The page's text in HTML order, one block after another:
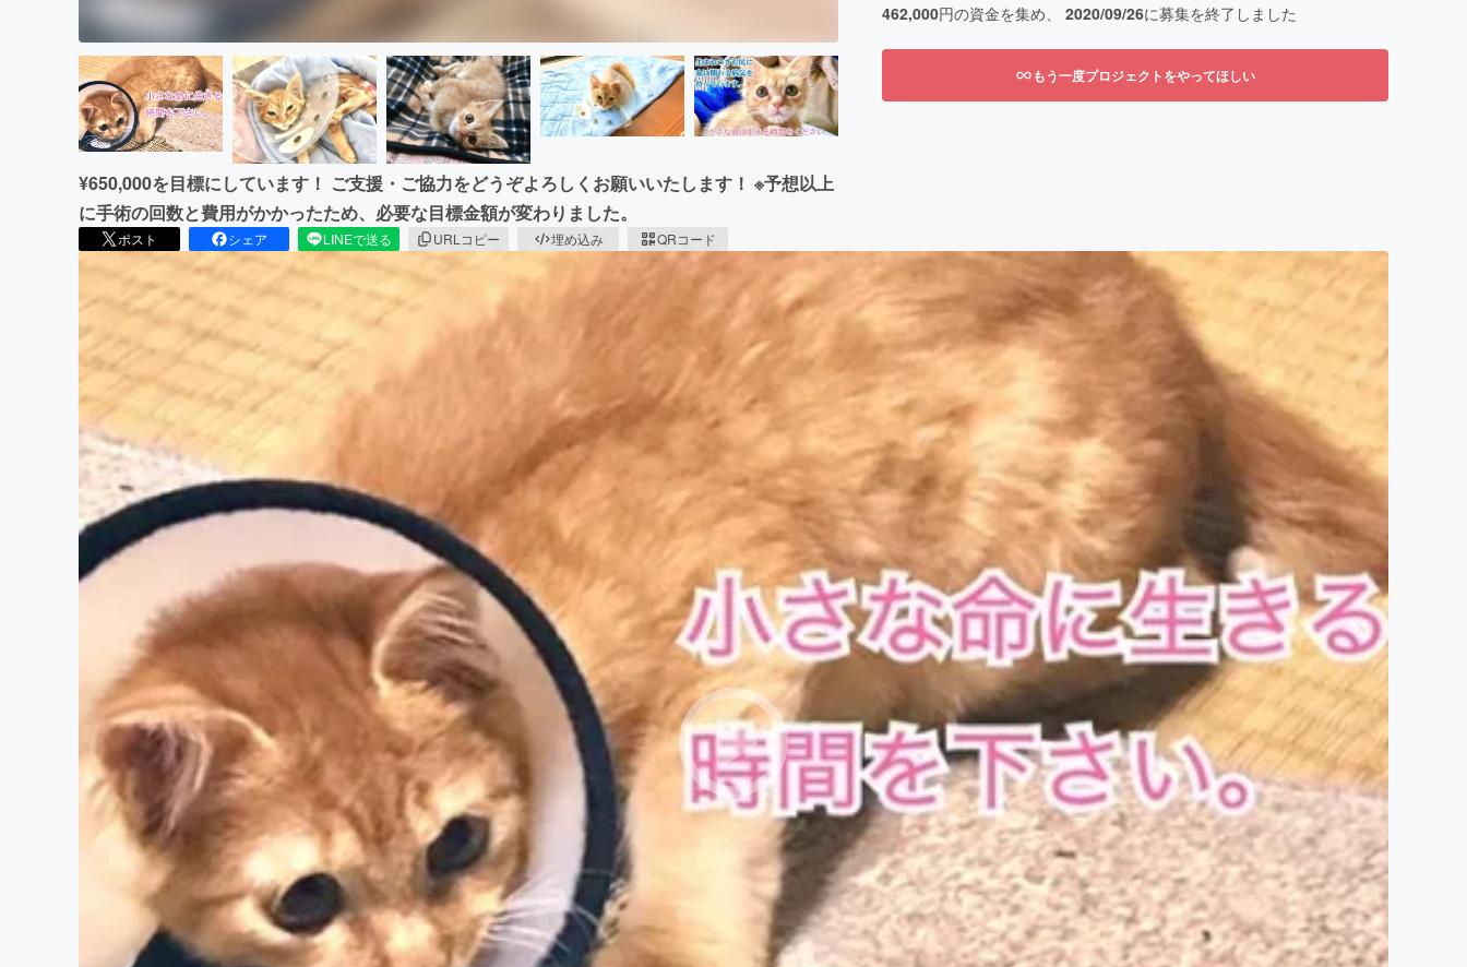
¥650,000を目標にしています！ ご支援・ご協力をどうぞよろしくお願いいたします！ ※予想以上
に手術の回数と費用がかかったため、必要な目標金額が変わりました。
ポスト シェア LINEで送る URLコピー 埋め込み QRコード
462,000円の資金を集め、 2020/09/26に募集を終了しました
もう一度プロジェクトをやってほしい